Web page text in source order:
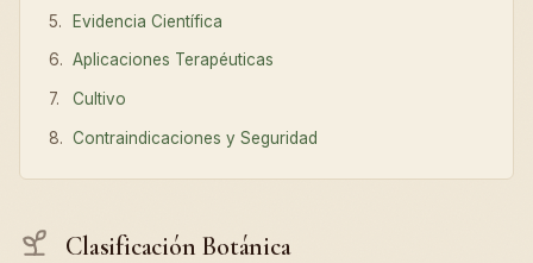
Evidencia Científica
Aplicaciones Terapéuticas
Cultivo
Contraindicaciones y Seguridad
Clasificación Botánica